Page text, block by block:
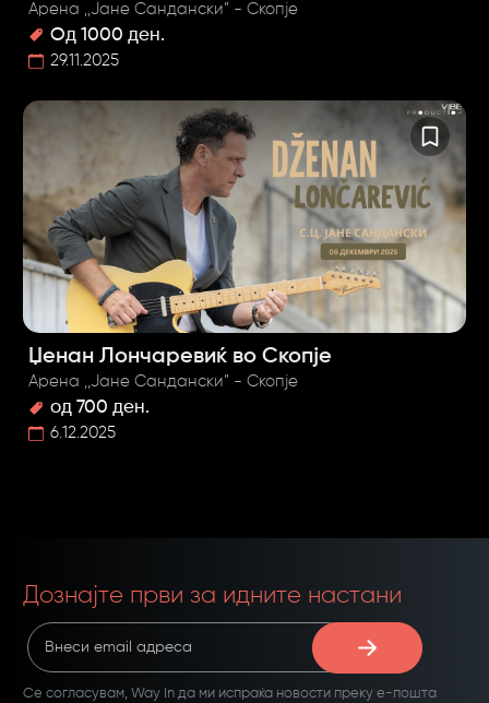
Арена ,,Јане Сандански” - Скопје
Од 1000 ден.
29.11.2025
Џенан Лончаревиќ во Скопје
Арена ,,Јане Сандански” - Скопје
од 700 ден.
6.12.2025
Дознајте први за идните настани
Се согласувам, Way In да ми испраќа новости преку е-пошта